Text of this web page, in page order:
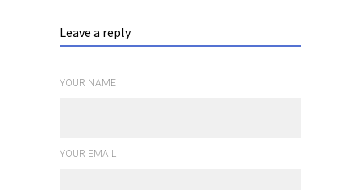
Leave a reply
YOUR NAME
YOUR EMAIL